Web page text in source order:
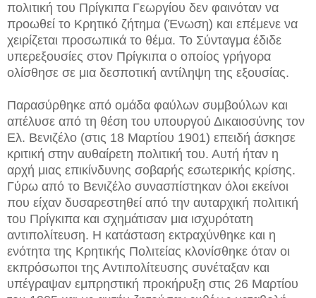
πολιτική του Πρίγκιπα Γεωργίου δεν φαινόταν να
προωθεί το Κρητικό ζήτημα (Ένωση) και επέμενε να
χειρίζεται προσωπικά το θέμα. Το Σύνταγμα έδιδε
υπερεξουσίες στον Πρίγκιπα ο οποίος γρήγορα
ολίσθησε σε μια δεσποτική αντίληψη της εξουσίας.
Παρασύρθηκε από ομάδα φαύλων συμβούλων και
απέλυσε από τη θέση του υπουργού Δικαιοσύνης τον
Ελ. Βενιζέλο (στις 18 Μαρτίου 1901) επειδή άσκησε
κριτική στην αυθαίρετη πολιτική του. Αυτή ήταν η
αρχή μιας επικίνδυνης σοβαρής εσωτερικής κρίσης.
Γύρω από το Βενιζέλο συνασπίστηκαν όλοι εκείνοι
που είχαν δυσαρεστηθεί από την αυταρχική πολιτική
του Πρίγκιπα και σχημάτισαν μια ισχυρότατη
αντιπολίτευση. Η κατάσταση εκτραχύνθηκε και η
ενότητα της Κρητικής Πολιτείας κλονίσθηκε όταν οι
εκπρόσωποι της Αντιπολίτευσης συνέταξαν και
υπέγραψαν εμπρηστική προκήρυξη στις 26 Μαρτίου